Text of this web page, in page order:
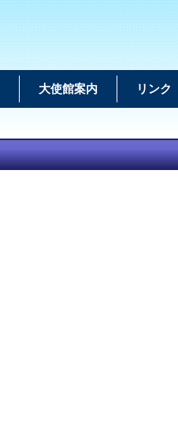
大使館案内 リンク